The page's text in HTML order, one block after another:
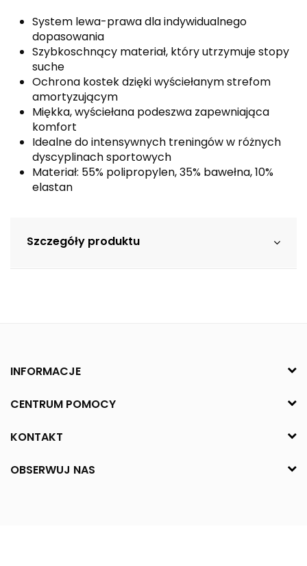
System lewa-prawa dla indywidualnego
dopasowania
Szybkoschnący materiał, który utrzymuje stopy
suche
Ochrona kostek dzięki wyściełanym strefom
amortyzującym
Miękka, wyściełana podeszwa zapewniająca
komfort
Idealne do intensywnych treningów w różnych
dyscyplinach sportowych
Materiał: 55% polipropylen, 35% bawełna, 10%
elastan
Szczegóły produktu
INFORMACJE
CENTRUM POMOCY
KONTAKT
OBSERWUJ NAS